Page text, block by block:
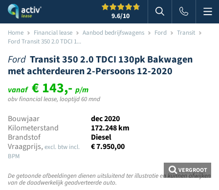
9.6/10 Zoeken in
Home Financial lease Aanbod bedrijfswagens Ford
Transit
Ford Transit 350 2.0 TDCI 1...
Ford Transit 350 2.0 TDCI 130pk Bakwagen
met achterdeuren 2-Persoons 12-2020
vanaf € 143,-p/m
obv financial lease, looptijd 60 mnd
Bouwjaar
dec 2020
Kilometerstand
172.248 km
Brandstof
Diesel
Vraagprijs, excl. btw incl.
BPM
€ 7.950,00
VERGROOT
De getoonde afbeeldingen dienen uitsluitend ter illustratie en kunnen afwijken
van de daadwerkelijk geadverteerde auto.